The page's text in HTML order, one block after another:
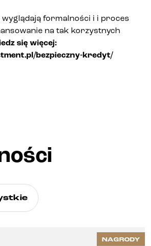
wyglądają formalności i i proces
na tak korzystnych
się więcej:
bezpieczny-kredyt/
NAGRODY